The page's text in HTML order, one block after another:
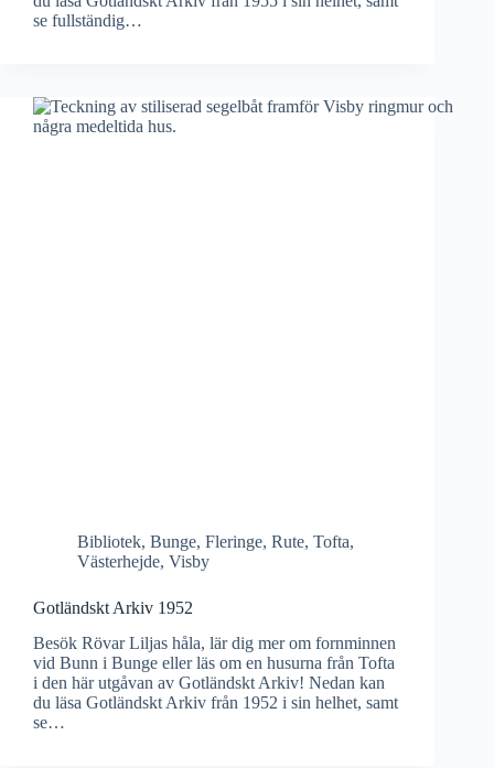
se fullständig…
Bibliotek, Bunge, Fleringe, Rute, Tofta,
Västerhejde, Visby
Gotländskt Arkiv 1952
Besök Rövar Liljas håla, lär dig mer om fornminnen
vid Bunn i Bunge eller läs om en husurna från Tofta
i den här utgåvan av Gotländskt Arkiv! Nedan kan
du läsa Gotländskt Arkiv från 1952 i sin helhet, samt
se…